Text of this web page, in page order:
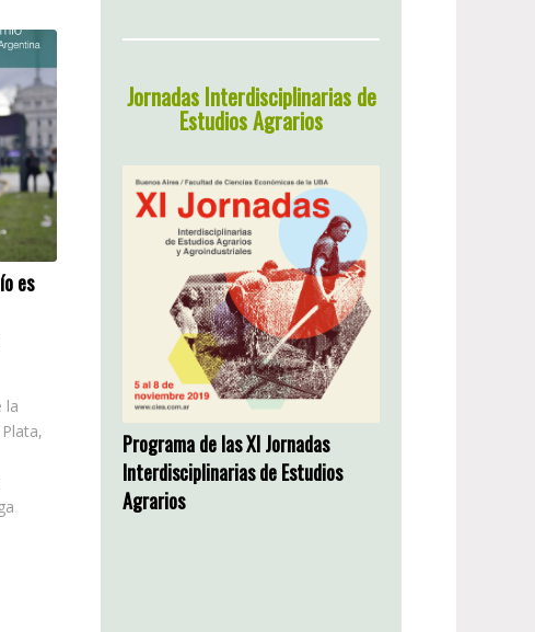
es
la
Jornadas Interdisciplinarias de
Estudios Agrarios
Programa de las XI Jornadas
Interdisciplinarias de Estudios
Agrarios